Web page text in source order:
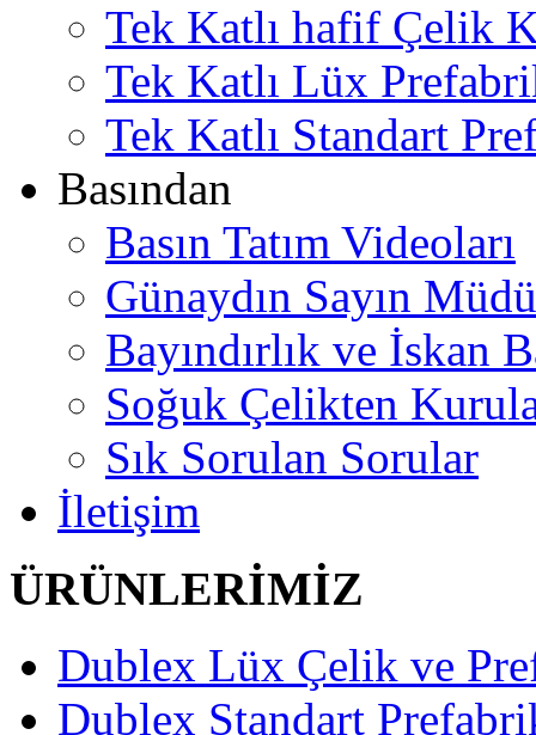
Tek Katlı hafif Çelik
Tek Katlı Lüx
Tek Katlı Standart
Basından
Basın Tatım Videoları
Günaydın Sayın
Bayındırlık ve İskan
Soğuk Çelikten
Sık Sorulan Sorular
İletişim
ÜRÜNLERİMİZ
Dublex Lüx Çelik ve
Dublex Standart